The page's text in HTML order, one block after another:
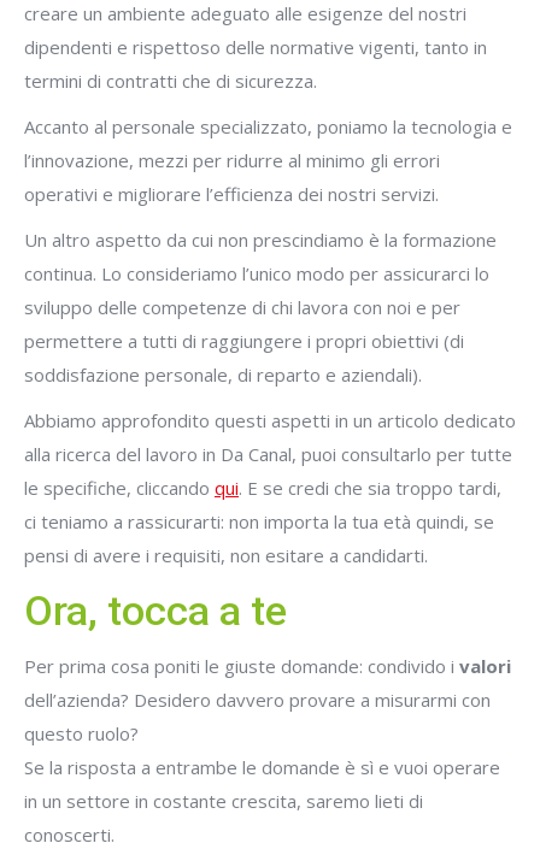
creare un ambiente adeguato alle esigenze del nostri
dipendenti e rispettoso delle normative vigenti, tanto in
termini di contratti che di sicurezza.
Accanto al personale specializzato, poniamo la tecnologia e
l’innovazione, mezzi per ridurre al minimo gli errori
operativi e migliorare l’efficienza dei nostri servizi.
Un altro aspetto da cui non prescindiamo è la formazione
continua. Lo consideriamo l’unico modo per assicurarci lo
sviluppo delle competenze di chi lavora con noi e per
permettere a tutti di raggiungere i propri obiettivi (di
soddisfazione personale, di reparto e aziendali).
Abbiamo approfondito questi aspetti in un articolo dedicato
alla ricerca del lavoro in Da Canal, puoi consultarlo per tutte
le specifiche, cliccando qui. E se credi che sia troppo tardi,
ci teniamo a rassicurarti: non importa la tua età quindi, se
pensi di avere i requisiti, non esitare a candidarti.
Ora, tocca a te
Per prima cosa poniti le giuste domande: condivido i valori
dell’azienda? Desidero davvero provare a misurarmi con
questo ruolo?
Se la risposta a entrambe le domande è sì e vuoi operare
in un settore in costante crescita, saremo lieti di
conoscerti.